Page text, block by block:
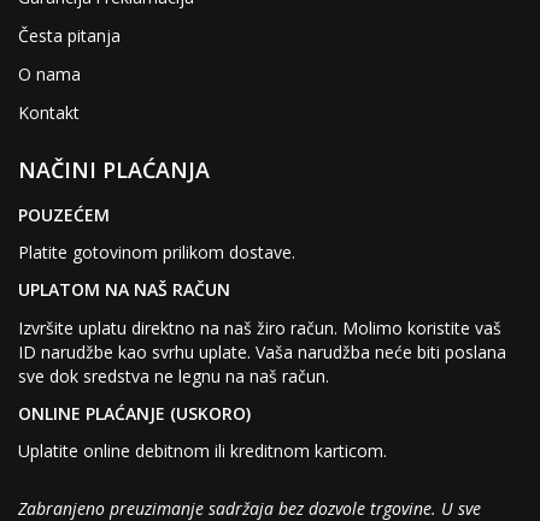
Česta pitanja
O nama
Kontakt
NAČINI PLAĆANJA
POUZEĆEM
Platite gotovinom prilikom dostave.
UPLATOM NA NAŠ RAČUN
Izvršite uplatu direktno na naš žiro račun. Molimo koristite vaš
ID narudžbe kao svrhu uplate. Vaša narudžba neće biti poslana
sve dok sredstva ne legnu na naš račun.
ONLINE PLAĆANJE (USKORO)
Uplatite online debitnom ili kreditnom karticom.
Zabranjeno preuzimanje sadržaja bez dozvole trgovine. U sve